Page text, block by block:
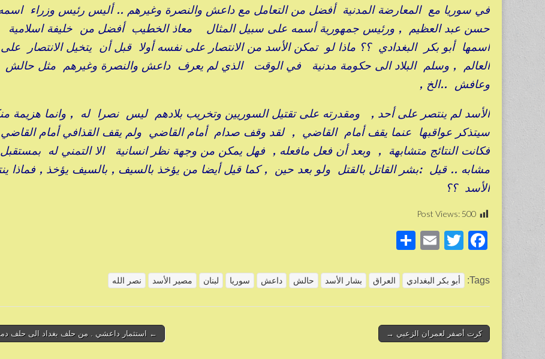
في سوريا مع المعارضة المدنية أفضل من التعامل مع داعش والنصرة وغيرهم .. أليس رئيس وزراء اسمه
حسن عبد العظيم , ورئيس جمهورية أسمه على سبيل المثال معاذ الخطيب أفضل من خليفة اسلامية
اسمها أبو بكر البغدادي ؟؟ ماذا لو تمكن الأسد من الانتصار على نفسه أولا قبل أن يتخيل الانتصار على
العالم , وسلم البلاد الى حكومة مدنية في الوقت الذي لم يعرف داعش والنصرة وغيرهم مثل حالش
وعافش ..الخ ,
الأسد لم ينتصر على أحد , ومقدرته على تقتيل السوريين وتخريب بلادهم ليس نصرا له , وانما هزيمة
سيتذكر عواقبها عنما يقف أمام القاضي , لقد وقف صدام أمام القاضي ولم يقف القذافي أمام القاضي
فكانت النتائج متشابهة , وبعد أن فعل مافعله , فهل يمكن من وجهة نظر انسانية الا التمني له بمستقبل
مشابه .. قيل :بشر القاتل بالقتل ولو بعد حين , كما قيل أيضا من يؤخذ بالسيف , بالسيف يؤخذ , فماذا
الأسد ؟؟
Post Views: 500
F
c
o
T
tt
E
ail
ar
Tags: أبو بكر البغدادي العراق بشار الأسد حالش داعش سوريا لبنان مصير الأسد نصر الله
Post
← استثمار داعشي . من حلف بغداد الى حلف كرت أصفر لعمران الزعبي →